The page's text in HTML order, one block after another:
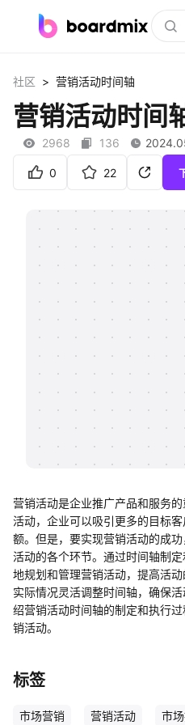
社区资源
下载
私有化部署
支持
知识分享社区
社区 > 营销活动时间轴
营销活动时间
2968 136
0 22
营销活动是企业推广产品和服务
活动，企业可以吸引更多的目标
额。但是，要实现营销活动的成
活动的各个环节。通过时间轴制
地规划和管理营销活动，提高活
实际情况灵活调整时间轴，确保
绍营销活动时间轴的制定和执行
销活动。
标签
市场营销 营销活动 市